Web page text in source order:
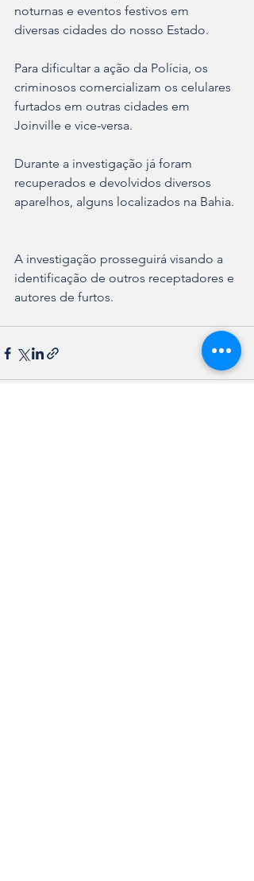
noturnas e eventos festivos em
diversas cidades do nosso Estado.
Para dificultar a ação da Polícia, os
criminosos comercializam os celulares
furtados em outras cidades em
Joinville e vice-versa.
Durante a investigação já foram
recuperados e devolvidos diversos
aparelhos, alguns localizados na Bahia.
A investigação prosseguirá visando a
identificação de outros receptadores e
autores de furtos.